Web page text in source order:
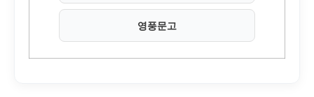
영풍문고